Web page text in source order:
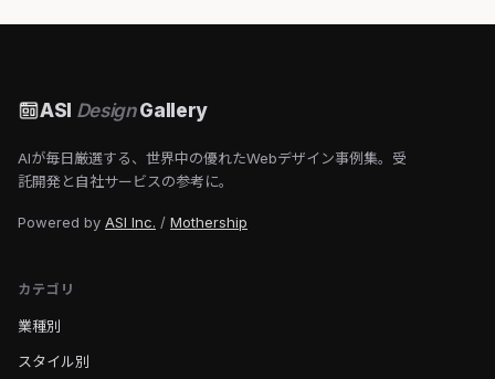
ASI DesignGallery
AIが毎日厳選する、世界中の優れたWebデザイン事例集。受
託開発と自社サービスの参考に。
Powered by ASI Inc. / Mothership
カテゴリ
業種別
スタイル別